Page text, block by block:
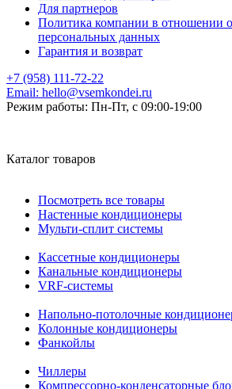
Для партнеров
Политика компании в отношении
персональных данных
Гарантия и возврат
+7 (958) 111-72-22
Email: hello@vsemkondei.ru
Режим работы: Пн-Пт, с 09:00-19:00
Каталог товаров
Посмотреть все товары
Настенные кондиционеры
Мульти-сплит системы
Кассетные кондиционеры
Канальные кондиционеры
VRF-системы
Напольно-потолочные
Колонные кондиционеры
Фанкойлы
Чиллеры
Компрессорно-конденсаторные